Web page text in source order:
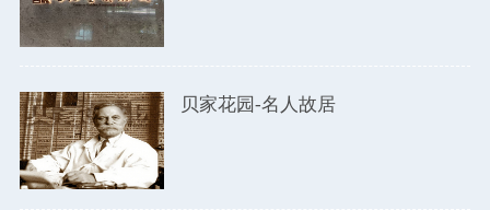
贝家花园-名人故居